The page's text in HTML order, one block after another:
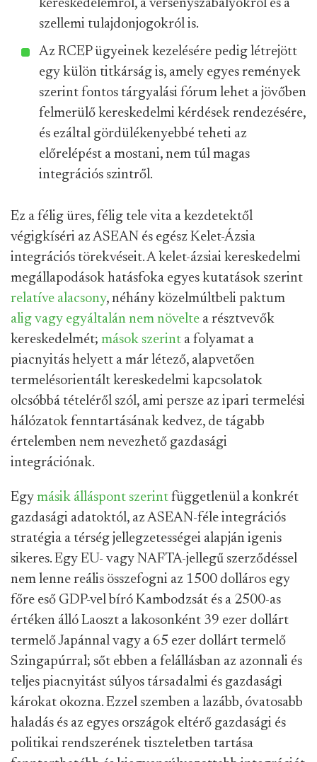
kereskedelemről, a versenyszabályokról és a
szellemi tulajdonjogokról is.
Az RCEP ügyeinek kezelésére pedig létrejött
egy külön titkárság is, amely egyes remények
szerint fontos tárgyalási fórum lehet a jövőben
felmerülő kereskedelmi kérdések rendezésére,
és ezáltal gördülékenyebbé teheti az
előrelépést a mostani, nem túl magas
integrációs szintről.
Ez a félig üres, félig tele vita a kezdetektől
végigkíséri az ASEAN és egész Kelet-Ázsia
integrációs törekvéseit. A kelet-ázsiai kereskedelmi
megállapodások hatásfoka egyes kutatások szerint
relatíve alacsony, néhány közelmúltbeli paktum
alig vagy egyáltalán nem növelte a résztvevők
kereskedelmét; mások szerint a folyamat a
piacnyitás helyett a már létező, alapvetően
termelésorientált kereskedelmi kapcsolatok
olcsóbbá tételéről szól, ami persze az ipari termelési
hálózatok fenntartásának kedvez, de tágabb
értelemben nem nevezhető gazdasági
integrációnak.
Egy másik álláspont szerint függetlenül a konkrét
gazdasági adatoktól, az ASEAN-féle integrációs
stratégia a térség jellegzetességei alapján igenis
sikeres. Egy EU- vagy NAFTA-jellegű szerződéssel
nem lenne reális összefogni az 1500 dolláros egy
főre eső GDP-vel bíró Kambodzsát és a 2500-as
értéken álló Laoszt a lakosonként 39 ezer dollárt
termelő Japánnal vagy a 65 ezer dollárt termelő
Szingapúrral; sőt ebben a felállásban az azonnali és
teljes piacnyitást súlyos társadalmi és gazdasági
károkat okozna. Ezzel szemben a lazább, óvatosabb
haladás és az egyes országok eltérő gazdasági és
politikai rendszerének tiszteletben tartása